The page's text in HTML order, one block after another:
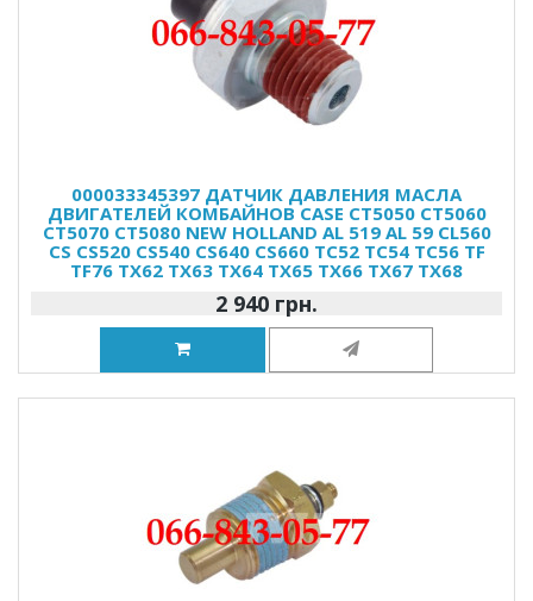
000033345397 ДАТЧИК ДАВЛЕНИЯ МАСЛА
ДВИГАТЕЛЕЙ КОМБАЙНОВ CASE CT5050 CT5060
CT5070 CT5080 NEW HOLLAND AL 519 AL 59 CL560
CS CS520 CS540 CS640 CS660 TC52 TC54 TC56 TF
TF76 TX62 TX63 TX64 TX65 TX66 TX67 TX68
2 940 грн.